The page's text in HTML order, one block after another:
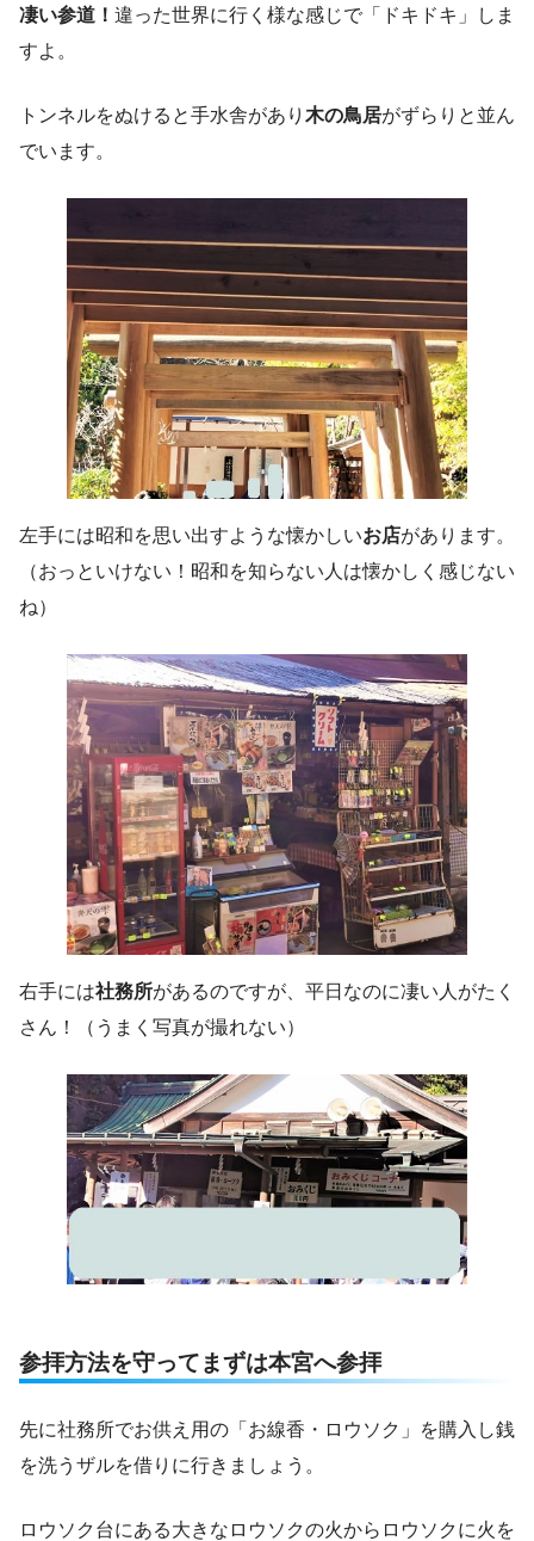
凄い参道！ 違った世界に行く様な感じで「ドキドキ」しま
すよ。
トンネルをぬけると手水舎があり 木の鳥居がずらりと並ん
でいます。
左手には昭和を思い出すような懐かしいお店があります。
（おっといけない！昭和を知らない人は懐かしく感じない
ね）
右手には社務所があるのですが、平日なのに凄い人がたく
さん！（うまく写真が撮れない）
参拝方法を守ってまずは本宮へ参拝
先に社務所でお供え用の「お線香・ロウソク」を購入し銭
を洗うザルを借りに行きましょう。
ロウソク台にある大きなロウソクの火からロウソクに火を